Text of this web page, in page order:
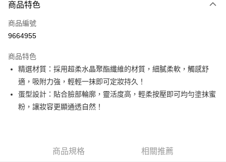
信用卡一次付款
信用卡分期付款
合作金庫商業銀行
華南商業銀行
彰化商業銀行
上海商業儲蓄銀行
台北富邦商業銀行
國泰世華商業銀行
兆豐國際商業銀行
臺灣中小企業銀行
玉山商業銀行
星展（台灣）商業銀行
台新國際商業銀行
中國信託商業銀行
超商取貨付款
LINE Pay
Apple Pay
AFTEE先享後付
商品特色
商品編號
9664955
商品特色
精選材質：採用超柔水晶聚酯纖維的材質，細膩柔軟，觸感舒
適，吸附力強，輕輕一抹即可定妝持久！
蛋型設計：貼合臉部輪廓，靈活度高，輕柔按壓即可均勻塗抹蜜
粉，讓妝容更顯通透自然！
商品規格 相關推薦